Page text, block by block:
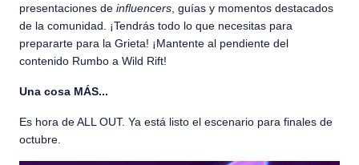
presentaciones de influencers , guías y momentos destacados
de la comunidad. ¡Tendrás todo lo que necesitas para
prepararte para la Grieta! ¡Mantente al pendiente del
contenido Rumbo a Wild Rift!
Una cosa MÁS...
Es hora de ALL OUT. Ya está listo el escenario para finales de
octubre.